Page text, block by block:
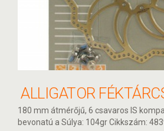
180 mm átmérőjű, 6 csavaros IS
bevonatú a Súlya: 104gr Cikkszám: